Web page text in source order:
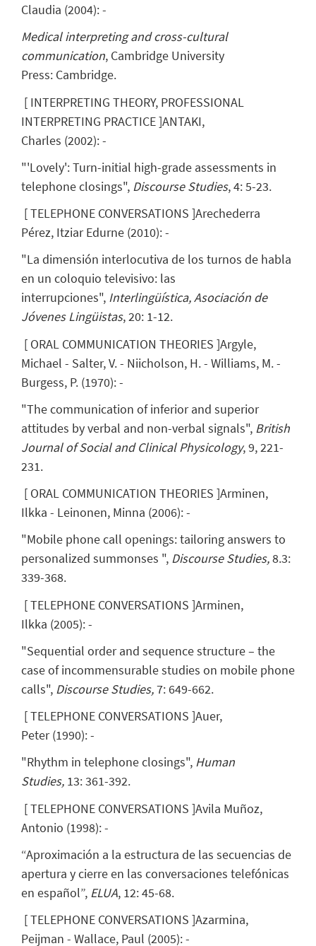
Claudia (2004):-
Medical interpreting and cross-cultural
communication, Cambridge University
Press: Cambridge.
[ INTERPRETING THEORY, PROFESSIONAL
INTERPRETING PRACTICE]ANTAKI,
Charles (2002):-
"'Lovely': Turn-initial high-grade assessments in
telephone closings", Discourse Studies, 4: 5-23.
[TELEPHONE CONVERSATIONS ]Arechederra
Pérez, Itziar Edurne (2010):-
"La dimensión interlocutiva de los turnos de habla
en un coloquio televisivo: las
interrupciones", Interlingüística, Asociación de
Jóvenes Lingüistas, 20: 1-12.
[ ORAL COMMUNICATION THEORIES ]Argyle,
Michael - Salter, V. - Niicholson, H. - Williams, M. -
Burgess, P. (1970):-
"The communication of inferior and superior
attitudes by verbal and non-verbal signals", British
Journal of Social and Clinical Physicology, 9, 221-
231.
[ ORAL COMMUNICATION THEORIES ]Arminen,
Ilkka - Leinonen, Minna (2006):-
"Mobile phone call openings: tailoring answers to
personalized summonses ", Discourse Studies,8.3:
339-368.
[TELEPHONE CONVERSATIONS ]Arminen,
Ilkka (2005):-
"Sequential order and sequence structure – the
case of incommensurable studies on mobile phone
calls", Discourse Studies,7: 649-662.
[TELEPHONE CONVERSATIONS ]Auer,
Peter (1990):-
"Rhythm in telephone closings", Human
Studies, 13: 361-392.
[TELEPHONE CONVERSATIONS ]Avila Muñoz,
Antonio (1998):-
“Aproximación a la estructura de las secuencias de
apertura y cierre en las conversaciones telefónicas
en español”, ELUA, 12: 45-68.
[TELEPHONE CONVERSATIONS ]Azarmina,
Peijman - Wallace, Paul (2005):-